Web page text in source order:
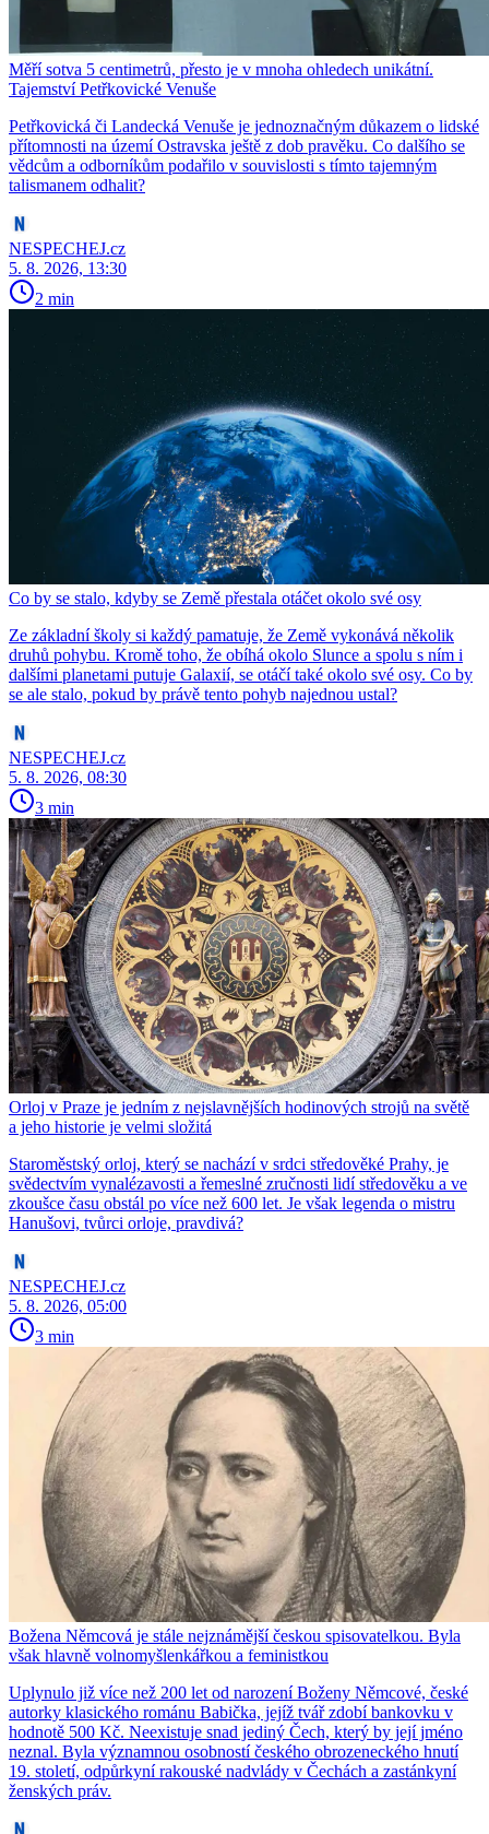
Měří sotva 5 centimetrů, přesto je v mnoha ohledech unikátní.
Tajemství Petřkovické Venuše
Petřkovická či Landecká Venuše je jednoznačným důkazem o lidské
přítomnosti na území Ostravska ještě z dob pravěku. Co dalšího se
vědcům a odborníkům podařilo v souvislosti s tímto tajemným
talismanem odhalit?
NESPECHEJ.cz
5. 8. 2026, 13:30
2 min
Co by se stalo, kdyby se Země přestala otáčet okolo své osy
Ze základní školy si každý pamatuje, že Země vykonává několik
druhů pohybu. Kromě toho, že obíhá okolo Slunce a spolu s ním i
dalšími planetami putuje Galaxií, se otáčí také okolo své osy. Co by
se ale stalo, pokud by právě tento pohyb najednou ustal?
NESPECHEJ.cz
5. 8. 2026, 08:30
3 min
Orloj v Praze je jedním z nejslavnějších hodinových strojů na světě
a jeho historie je velmi složitá
Staroměstský orloj, který se nachází v srdci středověké Prahy, je
svědectvím vynalézavosti a řemeslné zručnosti lidí středověku a ve
zkoušce času obstál po více než 600 let. Je však legenda o mistru
Hanušovi, tvůrci orloje, pravdivá?
NESPECHEJ.cz
5. 8. 2026, 05:00
3 min
Božena Němcová je stále nejznámější českou spisovatelkou. Byla
však hlavně volnomyšlenkářkou a feministkou
Uplynulo již více než 200 let od narození Boženy Němcové, české
autorky klasického románu Babička, jejíž tvář zdobí bankovku v
hodnotě 500 Kč. Neexistuje snad jediný Čech, který by její jméno
neznal. Byla významnou osobností českého obrozeneckého hnutí
19. století, odpůrkyní rakouské nadvlády v Čechách a zastánkyní
ženských práv.